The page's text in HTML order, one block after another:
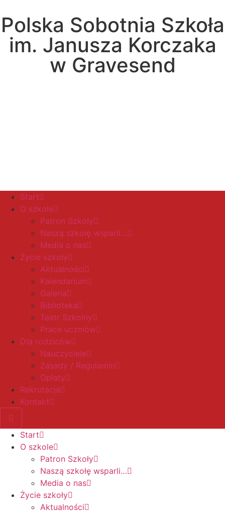
Polska Sobotnia Szkoła
im. Janusza Korczaka
w Gravesend
Start
O szkole
Patron Szkoły
Naszą szkołę wsparli…
Media o nas
Życie szkoły
Aktualności
Kalendarium
Galeria
Biblioteka
Teatr Szkolny
Prace uczniów
Dla rodziców
Nauczyciele
Zasady / Regulamin
Opłaty
Rekrutacja
Kontakt
Start
O szkole
Patron Szkoły
Naszą szkołę wsparli…
Media o nas
Życie szkoły
Aktualności